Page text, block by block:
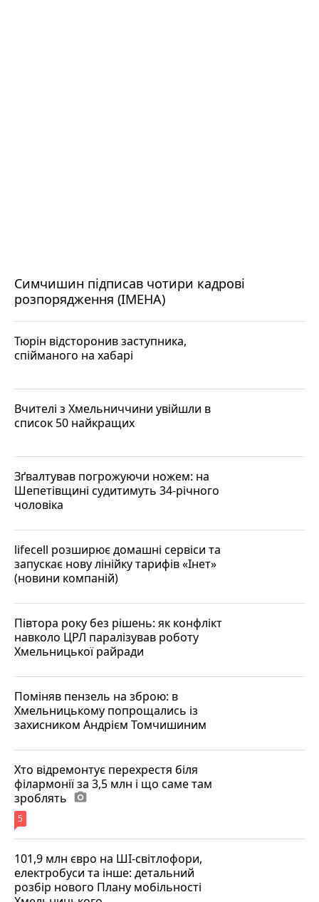
Симчишин підписав чотири кадрові
розпорядження (ІМЕНА)
Тюрін відсторонив заступника,
спійманого на хабарі
Вчителі з Хмельниччини увійшли в
список 50 найкращих
Зґвалтував погрожуючи ножем: на
Шепетівщині судитимуть 34-річного
чоловіка
lifecell розширює домашні сервіси та
запускає нову лінійку тарифів «Інет»
(новини компаній)
Півтора року без рішень: як конфлікт
навколо ЦРЛ паралізував роботу
Хмельницької райради
Поміняв пензель на зброю: в
Хмельницькому попрощались із
захисником Андрієм Томчишиним
Хто відремонтує перехрестя біля
філармонії за 3,5 млн і що саме там
зроблять photo_camera
5
101,9 млн євро на ШІ-світлофори,
електробуси та інше: детальний
розбір нового Плану мобільності